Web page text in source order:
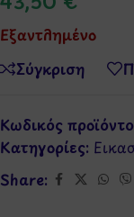
Εξαντλημένο
Σύγκριση
Κωδικός
Κατηγορίες:
Share: